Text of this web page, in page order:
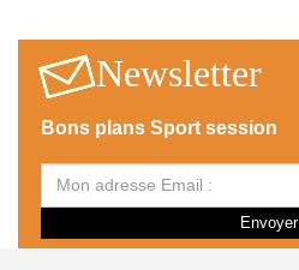
Newsletter
Bons plans Sport session
Envoyer